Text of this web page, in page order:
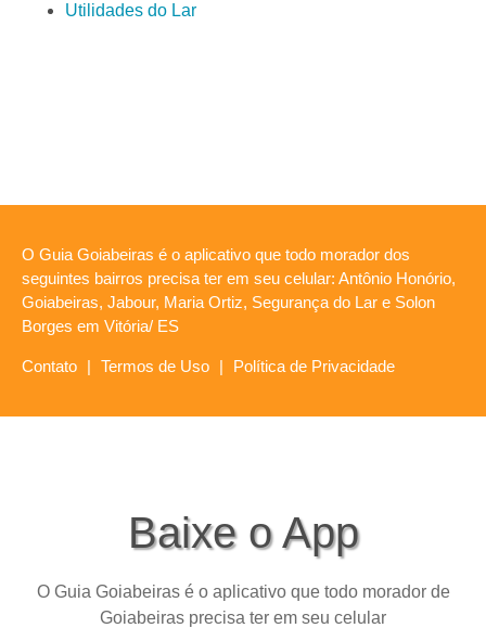
Utilidades do Lar
O Guia Goiabeiras é o aplicativo que todo morador dos
seguintes bairros precisa ter em seu celular: Antônio Honório,
Goiabeiras, Jabour, Maria Ortiz, Segurança do Lar e Solon
Borges em Vitória/ ES
Contato | Termos de Uso | Política de Privacidade
Baixe o App
O Guia Goiabeiras é o aplicativo que todo morador de
Goiabeiras precisa ter em seu celular